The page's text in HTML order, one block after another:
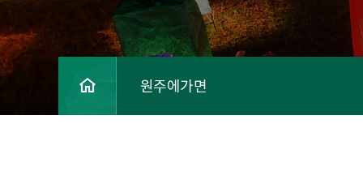
원주에가면